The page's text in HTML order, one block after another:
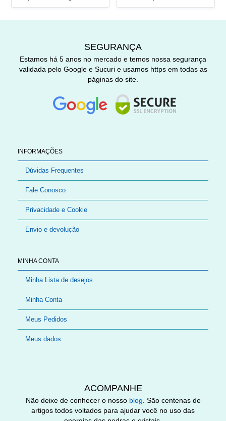
INFORMAÇÕES
Dúvidas Frequentes
Fale Conosco
Privacidade e Cookie
Envio e devolução
MINHA CONTA
Minha Lista de desejos
Minha Conta
Meus Pedidos
Meus dados
SEGURANÇA
Estamos há 5 anos no mercado e temos nossa segurança
validada pelo Google e Sucuri e usamos https em todas as
páginas do site.
ACOMPANHE
Não deixe de conhecer o nosso blog. São centenas de
artigos todos voltados para ajudar você no uso das